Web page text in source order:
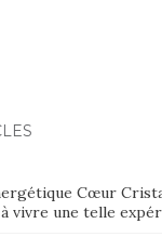
Cœur
vivre une telle